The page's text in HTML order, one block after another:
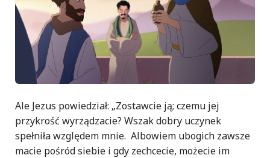
Ale Jezus powiedział: „Zostawcie ją; czemu jej
przykrość wyrządzacie? Wszak dobry uczynek
spełniła względem mnie. Albowiem ubogich zawsze
macie pośród siebie i gdy zechcecie, możecie im